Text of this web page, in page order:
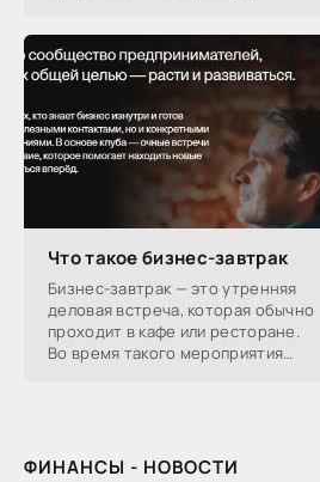
производителей.
Что такое бизнес-завтрак
Бизнес-завтрак — это утренняя
деловая встреча, которая обычно
проходит в кафе или ресторане.
Во время такого мероприятия
ФИНАНСЫ - НОВОСТИ